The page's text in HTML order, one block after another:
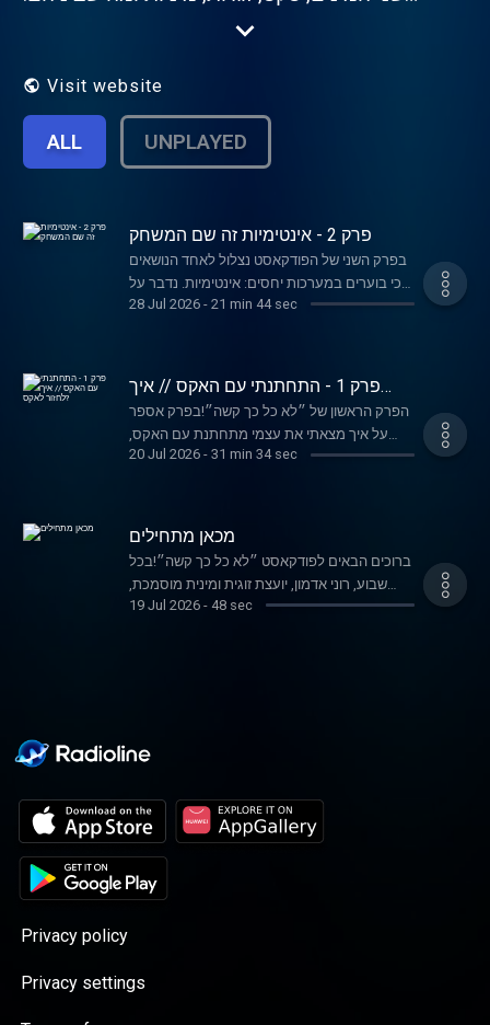
מה שאתם צריכים זה ראש פתוח. פרק חדש
Visit website
ALL UNPLAYED
פרק 2 - אינטימיות זה שם המשחק
בפרק השני של הפודקאסט נצלול לאחד הנושאים
הכי בוערים במערכות יחסים: אינטימיות. נדבר על
סוגי אינטימיות, מה זה אומר בפועל, איך מכניסים
28 Jul 2026- 21 min 44 sec
פרק 1 - התחתנתי עם האקס // איך
לחזור לאקס?
הפרק הראשון של ״לא כל כך קשה״!בפרק אספר
על איך מצאתי את עצמי מתחתנת עם האקס,
למה אני בכל זאת לא מאמינה בחזרה לאקסים
20 Jul 2026- 31 min 34 sec
מכאן מתחילים
ברוכים הבאים לפודקאסט ״לא כל כך קשה״!בכל
שבוע, רוני אדמון, יועצת זוגית ומינית מוסמכת,
מאמנת NLP ומומחית בתקשורת מקרבת, מפרקת
19 Jul 2026- 48 sec
Privacy policy
Privacy settings